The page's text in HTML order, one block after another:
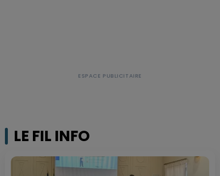
LE FIL INFO